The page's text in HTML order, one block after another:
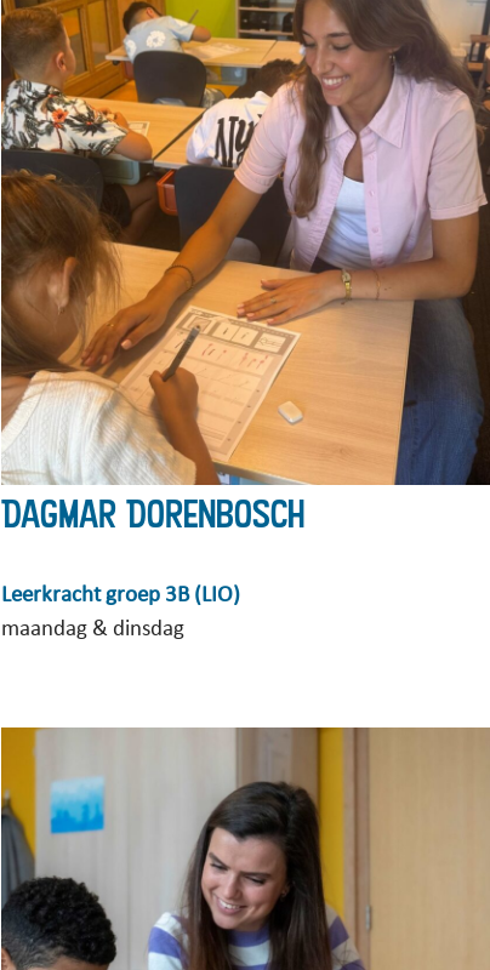
Dagmar Dorenbosch
Leerkracht groep 3B (LIO)
maandag & dinsdag